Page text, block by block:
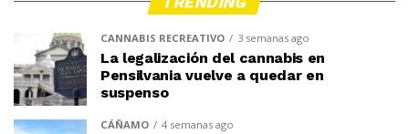
CANNABIS RECREATIVO 3 semanas ago
La legalización del cannabis en
Pensilvania vuelve a quedar en
suspenso
CÁÑAMO 4 semanas ago